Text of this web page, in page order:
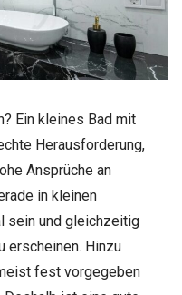
Ein kleines Bad mit
Herausforderung,
Ansprüche an
in kleinen
sein und gleichzeitig
erscheinen. Hinzu
fest vorgegeben